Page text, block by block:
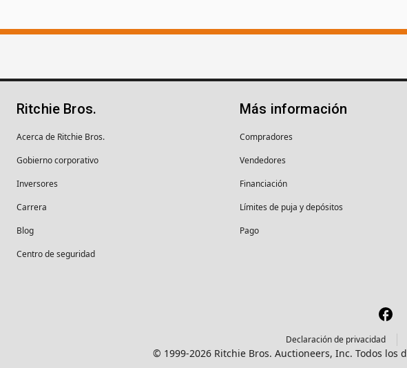
Ritchie Bros.
Acerca de Ritchie Bros.
Gobierno corporativo
Inversores
Carrera
Blog
Centro de seguridad
Más información
Compradores
Vendedores
Financiación
Límites de puja y depósitos
Pago
Declaración de privacidad
© 1999-2026 Ritchie Bros. Auctioneers, Inc. Todos